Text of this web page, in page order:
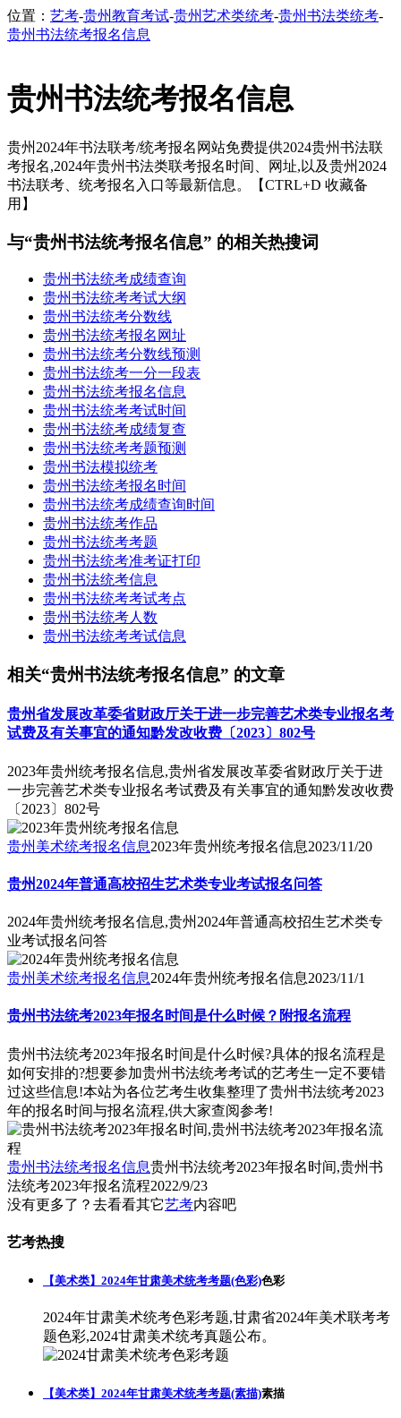
位置： 艺考-贵州教育考试-贵州艺术类统考-贵州书法类统考-
贵州书法统考报名信息
贵州书法统考报名信息
贵州2024年书法联考/统考报名网站免费提供2024贵州书法联
考报名,2024年贵州书法类联考报名时间、网址,以及贵州2024
书法联考、统考报名入口等最新信息。【CTRL+D 收藏备
用】
与“贵州书法统考报名信息” 的相关热搜词
贵州书法统考成绩查询
贵州书法统考考试大纲
贵州书法统考分数线
贵州书法统考报名网址
贵州书法统考分数线预测
贵州书法统考一分一段表
贵州书法统考报名信息
贵州书法统考考试时间
贵州书法统考成绩复查
贵州书法统考考题预测
贵州书法模拟统考
贵州书法统考报名时间
贵州书法统考成绩查询时间
贵州书法统考作品
贵州书法统考考题
贵州书法统考准考证打印
贵州书法统考信息
贵州书法统考考试考点
贵州书法统考人数
贵州书法统考考试信息
相关“贵州书法统考报名信息” 的文章
贵州省发展改革委省财政厅关于进一步完善艺术类专业报名考
试费及有关事宜的通知黔发改收费〔2023〕802号
2023年贵州统考报名信息,贵州省发展改革委省财政厅关于进
一步完善艺术类专业报名考试费及有关事宜的通知黔发改收费
〔2023〕802号
贵州美术统考报名信息2023年贵州统考报名信息2023/11/20
贵州2024年普通高校招生艺术类专业考试报名问答
2024年贵州统考报名信息,贵州2024年普通高校招生艺术类专
业考试报名问答
贵州美术统考报名信息2024年贵州统考报名信息2023/11/1
贵州书法统考2023年报名时间是什么时候？附报名流程
贵州书法统考2023年报名时间是什么时候?具体的报名流程是
如何安排的?想要参加贵州书法统考考试的艺考生一定不要错
过这些信息!本站为各位艺考生收集整理了贵州书法统考2023
年的报名时间与报名流程,供大家查阅参考!
贵州书法统考报名信息贵州书法统考2023年报名时间,贵州书
法统考2023年报名流程2022/9/23
没有更多了？去看看其它艺考内容吧
艺考热搜
【美术类】2024年甘肃美术统考考题(色彩)色彩
2024年甘肃美术统考色彩考题,甘肃省2024年美术联考考
题色彩,2024甘肃美术统考真题公布。
【美术类】2024年甘肃美术统考考题(素描)素描